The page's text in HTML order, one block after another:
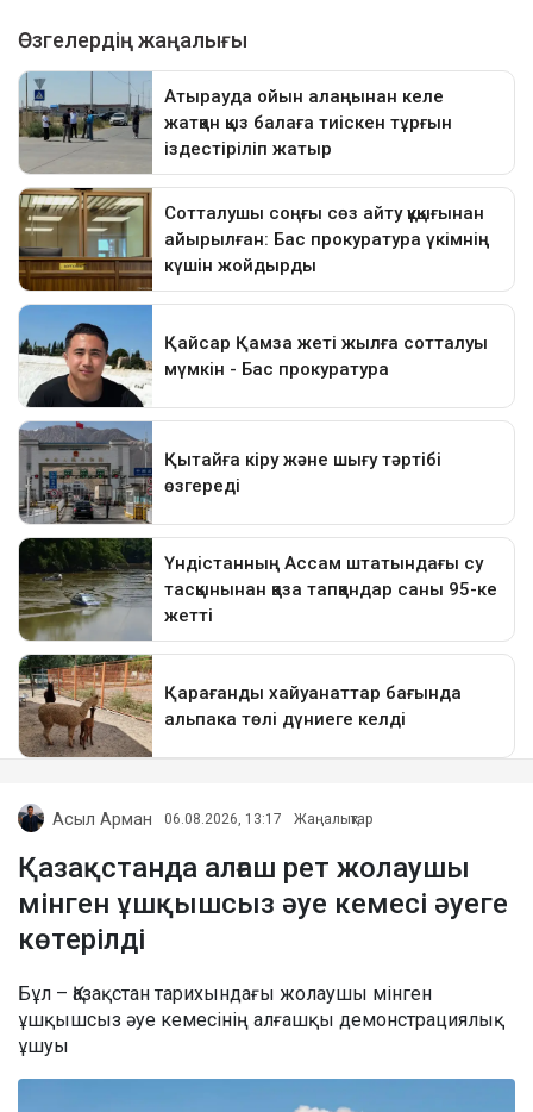
Асыл Арман 06.08.2026, 13:17 Жаңалықтар
Қазақстанда алғаш рет жолаушы
мінген ұшқышсыз әуе кемесі әуеге
көтерілді
Бұл – Қазақстан тарихындағы жолаушы мінген
ұшқышсыз әуе кемесінің алғашқы демонстрациялық
ұшуы